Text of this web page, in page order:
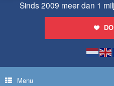
Sinds 2009 meer dan 1
Menu